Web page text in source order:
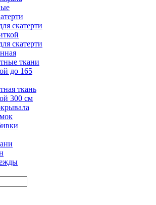
скатерти
скатерти
ткани
до 165
ткань
300 см